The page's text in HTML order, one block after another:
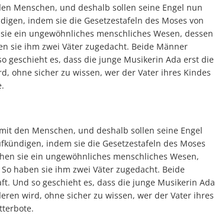
Menschen, und deshalb sollen seine Engel nun
indem sie die Gesetzestafeln des Moses von
ein ungewöhnliches menschliches Wesen, dessen
sie ihm zwei Väter zugedacht. Beide Männer
geschieht es, dass die junge Musikerin Ada erst die
ohne sicher zu wissen, wer der Vater ihres Kindes
den Menschen, und deshalb sollen seine Engel
indem sie die Gesetzestafeln des Moses
sie ein ungewöhnliches menschliches Wesen,
haben sie ihm zwei Väter zugedacht. Beide
Und so geschieht es, dass die junge Musikerin Ada
wird, ohne sicher zu wissen, wer der Vater ihres